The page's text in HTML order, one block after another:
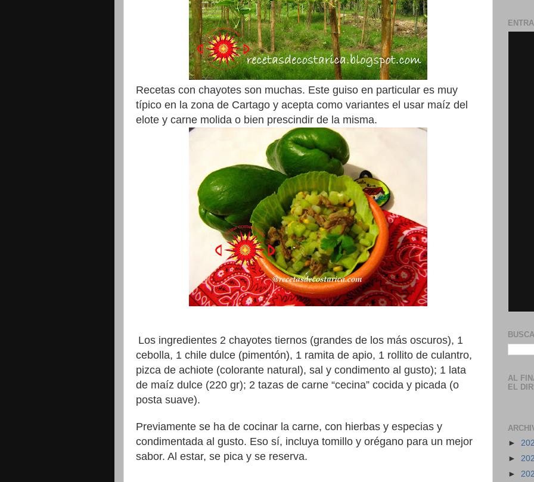
Recetas con chayotes son muchas. Este guiso en particular es muy
típico en la zona de Cartago y acepta como variantes el usar maíz del
elote y carne molida o bien prescindir de la misma.
Los ingredientes 2 chayotes tiernos (grandes de los más oscuros), 1
cebolla, 1 chile dulce (pimentón), 1 ramita de apio, 1 rollito de culantro,
pizca de achiote (colorante natural), sal y condimento al gusto); 1 lata
de maíz dulce (220 gr); 2 tazas de carne “cecina” cocida y picada (o
posta suave).
Previamente se ha de cocinar la carne, con hierbas y especias y
condimentada al gusto. Eso sí, incluya tomillo y orégano para un mejor
sabor. Al estar, se pica y se reserva.
AL
EL
►
►
►